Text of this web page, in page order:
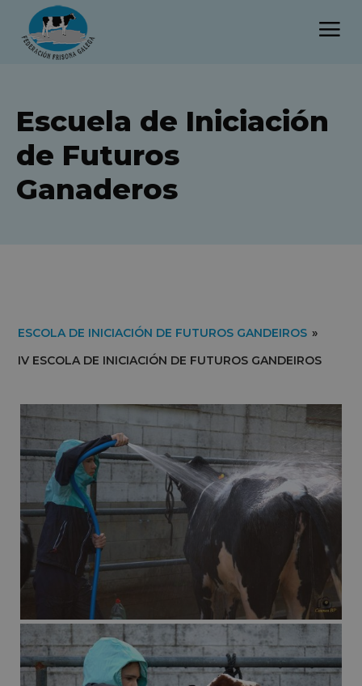
Escuela de Iniciación
de Futuros
Ganaderos
ESCOLA DE INICIACIÓN DE FUTUROS GANDEIROS »
IV ESCOLA DE INICIACIÓN DE FUTUROS GANDEIROS